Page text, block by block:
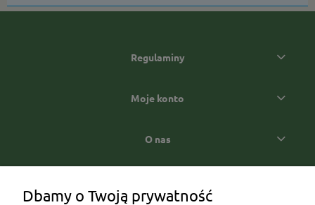
Regulaminy
Moje konto
O nas
Dbamy o Twoją prywatność